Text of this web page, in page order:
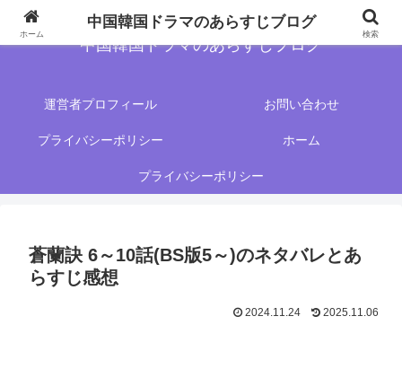
中国韓国ドラマのあらすじブログ
運営者プロフィール お問い合わせ
プライバシーポリシー ホーム
プライバシーポリシー
蒼蘭訣 6～10話(BS版5～)のネタバレとあ
らすじ感想
2024.11.24 2025.11.06
ホーム
中国韓国ドラマのあらすじブログ
検索